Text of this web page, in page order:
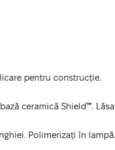
pentru construcție.
ceramică Shield™.
Polimerizați în